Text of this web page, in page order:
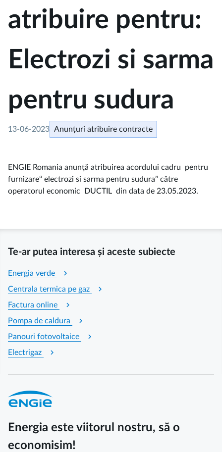
atribuire pentru:
Electrozi si sarma
pentru sudura​
13-06-2023 Anunțuri atribuire contracte
ENGIE Romania anunţă atribuirea acordului cadru pentru
furnizare‘’ electrozi si sarma pentru sudura’’ către
operatorul economic DUCTIL din data de 23.05.2023.
Te-ar putea interesa și aceste subiecte
Energia verde chevron_right
Centrala termica pe gaz chevron_right
Factura online chevron_right
Pompa de caldura chevron_right
Panouri fotovoltaice chevron_right
Electrigaz chevron_right
Energia este viitorul nostru, să o
economisim!